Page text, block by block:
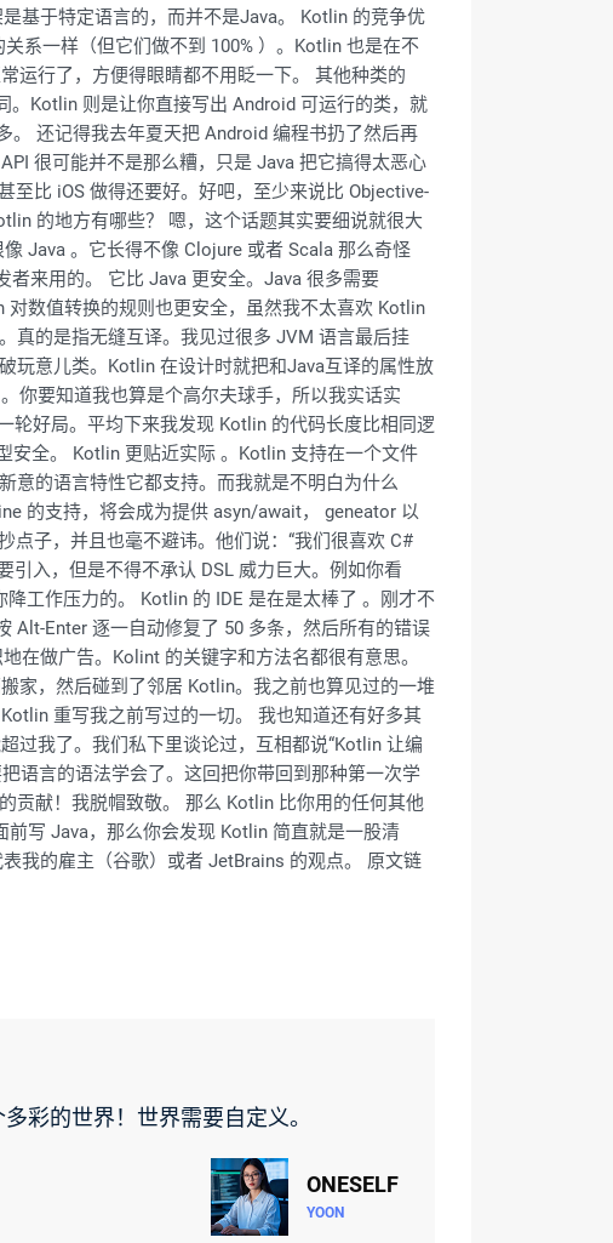
基于特定语言的，而并不是Java。 Kotlin 的竞争优
系一样（但它们做不到 100% ）。Kotlin 也是在不
运行了，方便得眼睛都不用眨一下。 其他种类的
Kotlin 则是让你直接写出 Android 可运行的类，就
。 还记得我去年夏天把 Android 编程书扔了然后再
很可能并不是那么糟，只是 Java 把它搞得太恶心
比 iOS 做得还要好。好吧，至少来说比 Objective-
的地方有哪些？ 嗯，这个话题其实要细说就很大
Java 。它长得不像 Clojure 或者 Scala 那么奇怪
者来用的。 它比 Java 更安全。Java 很多需要
数值转换的规则也更安全，虽然我不太喜欢 Kotlin
真的是指无缝互译。我见过很多 JVM 语言最后挂
玩意儿类。Kotlin 在设计时就把和Java互译的属性放
你要知道我也算是个高尔夫球手，所以我实话实
轮好局。平均下来我发现 Kotlin 的代码长度比相同逻
安全。 Kotlin 更贴近实际 。Kotlin 支持在一个文件
意的语言特性它都支持。而我就是不明白为什么
的支持，将会成为提供 asyn/await， geneator 以
点子，并且也毫不避讳。他们说：“我们很喜欢 C#
引入，但是不得不承认 DSL 威力巨大。例如你看
工作压力的。 Kotlin 的 IDE 是在是太棒了 。刚才不
Alt-Enter 逐一自动修复了 50 多条，然后所有的错误
在做广告。Kolint 的关键字和方法名都很有意思。
家，然后碰到了邻居 Kotlin。我之前也算见过的一堆
重写我之前写过的一切。 我也知道还有好多其
过我了。我们私下里谈论过，互相都说“Kotlin 让编
语言的语法学会了。这回把你带回到那种第一次学
贡献！我脱帽致敬。 那么 Kotlin 比你用的任何其他
写 Java，那么你会发现 Kotlin 简直就是一股清
我的雇主（谷歌）或者 JetBrains 的观点。 原文链
彩的世界！世界需要自定义。
ONESELF
YOON